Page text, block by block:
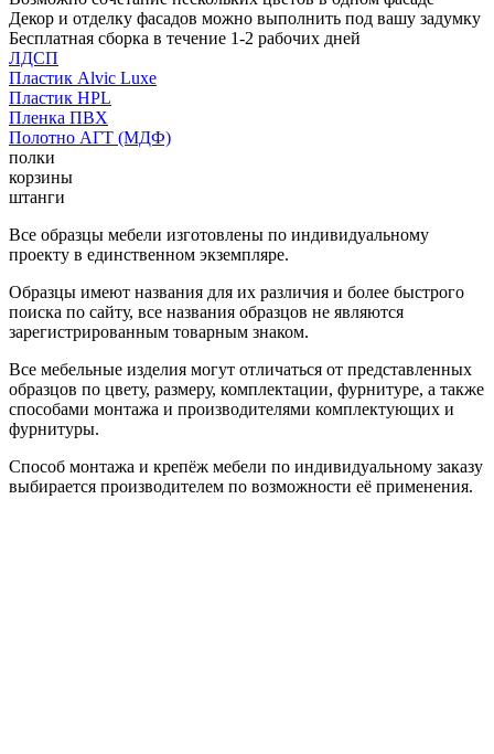
Декор и отделку фасадов можно выполнить под вашу задумку
Бесплатная сборка в течение 1-2 рабочих дней
ЛДСП
Пластик Alvic Luxe
Пластик HPL
Пленка ПВХ
Полотно АГТ (МДФ)
полки
корзины
штанги
Все образцы мебели изготовлены по индивидуальному
проекту в единственном экземпляре.
Образцы имеют названия для их различия и более быстрого
поиска по сайту, все названия образцов не являются
зарегистрированным товарным знаком.
Все мебельные изделия могут отличаться от представленных
образцов по цвету, размеру, комплектации, фурнитуре, а также
способами монтажа и производителями комплектующих и
фурнитуры.
Способ монтажа и крепёж мебели по индивидуальному заказу
выбирается производителем по возможности её применения.